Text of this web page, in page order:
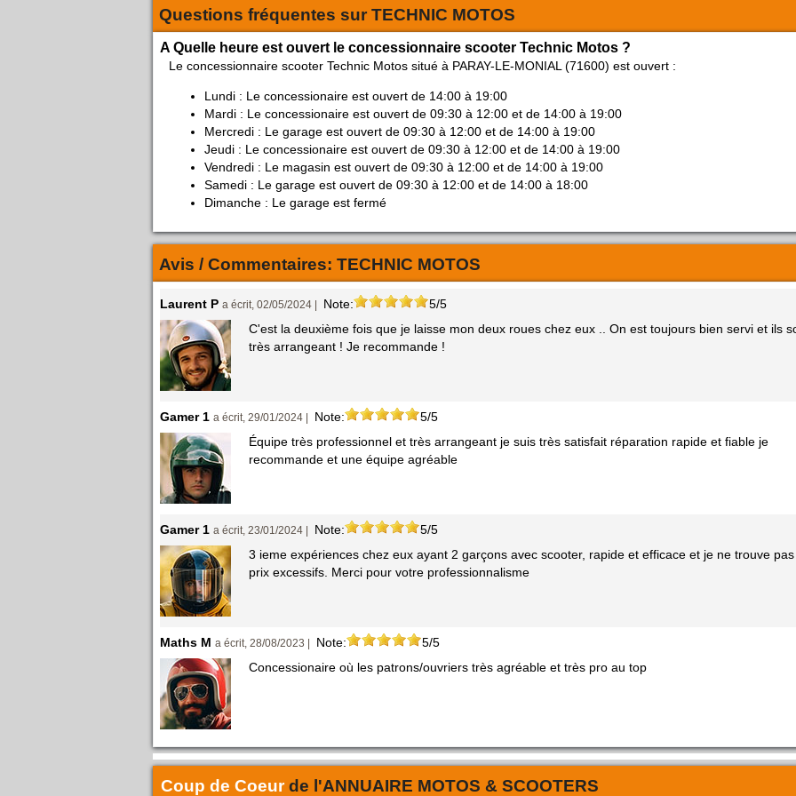
Questions fréquentes surTECHNIC MOTOS
A Quelle heure est ouvert le concessionnaire scooter Technic Motos ?
Le concessionnaire scooter Technic Motos situé à PARAY-LE-MONIAL (71600) est ouvert :
Lundi : Le concessionaire est ouvert de 14:00 à 19:00
Mardi : Le concessionaire est ouvert de 09:30 à 12:00 et de 14:00 à 19:00
Mercredi : Le garage est ouvert de 09:30 à 12:00 et de 14:00 à 19:00
Jeudi : Le concessionaire est ouvert de 09:30 à 12:00 et de 14:00 à 19:00
Vendredi : Le magasin est ouvert de 09:30 à 12:00 et de 14:00 à 19:00
Samedi : Le garage est ouvert de 09:30 à 12:00 et de 14:00 à 18:00
Dimanche : Le garage est fermé
Avis / Commentaires: TECHNIC MOTOS
Laurent P a écrit, 02/05/2024 | Note:
5/5
C'est la deuxième fois que je laisse mon deux roues chez eux .. On est toujours bien servi et ils
très arrangeant ! Je recommande !
Gamer 1 a écrit, 29/01/2024 | Note:
5/5
Équipe très professionnel et très arrangeant je suis très satisfait réparation rapide et fiable je
recommande et une équipe agréable
Gamer 1 a écrit, 23/01/2024 | Note:
5/5
3 ieme expériences chez eux ayant 2 garçons avec scooter, rapide et efficace et je ne trouve
prix excessifs. Merci pour votre professionnalisme
Maths M a écrit, 28/08/2023 | Note:
5/5
Concessionaire où les patrons/ouvriers très agréable et très pro au top
Coup de Coeurde l'ANNUAIRE MOTOS & SCOOTERS